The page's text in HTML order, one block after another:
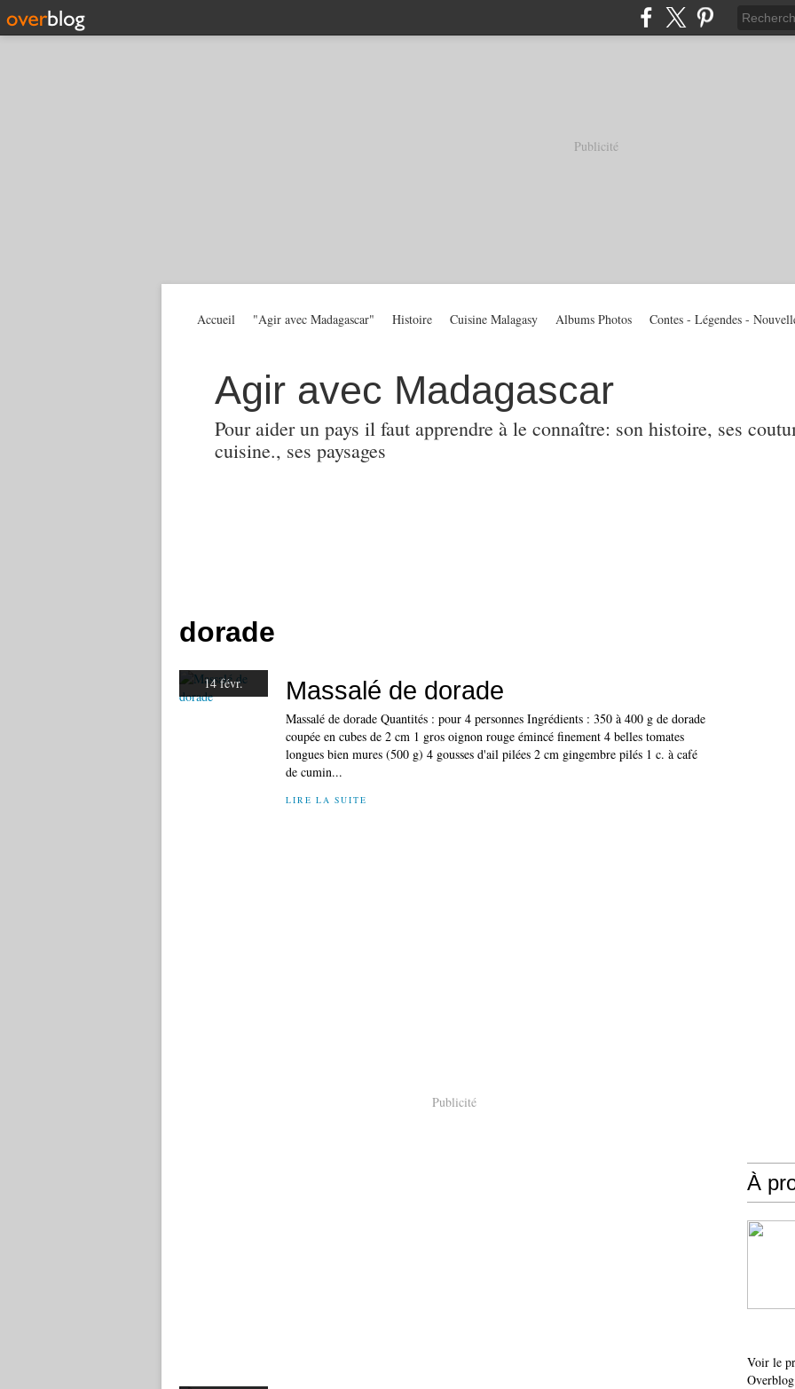
Publicité
Agir avec Madagascar
Pour aider un pays il faut apprendre à le connaître: son histoire, ses
cuisine., ses paysages
Accueil "Agir avec Madagascar" Histoire Cuisine Malagasy Albums Photos Contes - Légendes -
dorade
14 févr. Massalé de dorade
Massalé de dorade Quantités : pour 4 personnes Ingrédients : 350 à 400 g de dorade
coupée en cubes de 2 cm 1 gros oignon rouge émincé finement 4 belles tomates
longues bien mures (500 g) 4 gousses d'ail pilées 2 cm gingembre pilés 1 c. à café
de cumin...
LIRE LA SUITE
Publicité
À
Voir le
Overblog